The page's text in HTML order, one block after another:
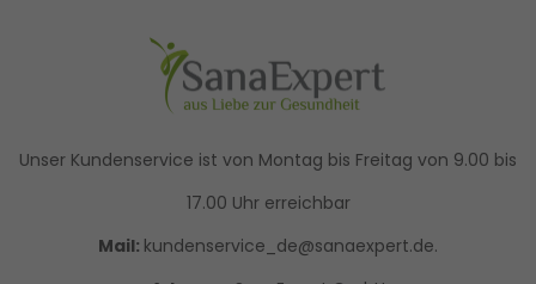
Unser Kundenservice ist von Montag bis Freitag von 9.00 bis
17.00 Uhr erreichbar
Mail: kundenservice_de@sanaexpert.de.